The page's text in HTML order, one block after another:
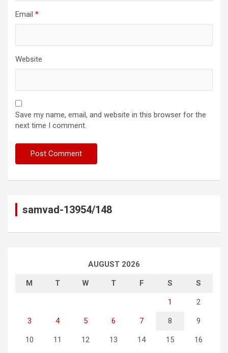
Email *
Website
Save my name, email, and website in this browser for the
next time I comment.
samvad-13954/148
AUGUST 2026
M T W T F S S
1 2
3 4 5 6 7 8 9
10 11 12 13 14 15 16